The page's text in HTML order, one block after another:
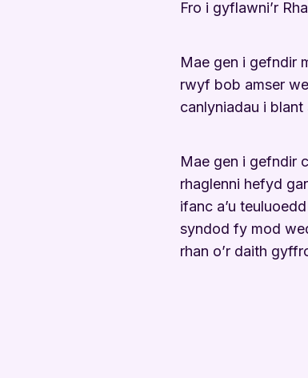
Fro i gyflawni’r
Mae gen i gefndir
rwyf bob amser
canlyniadau i
Mae gen i gefndir
rhaglenni hefyd
ifanc a’u
syndod fy mod
rhan o’r daith